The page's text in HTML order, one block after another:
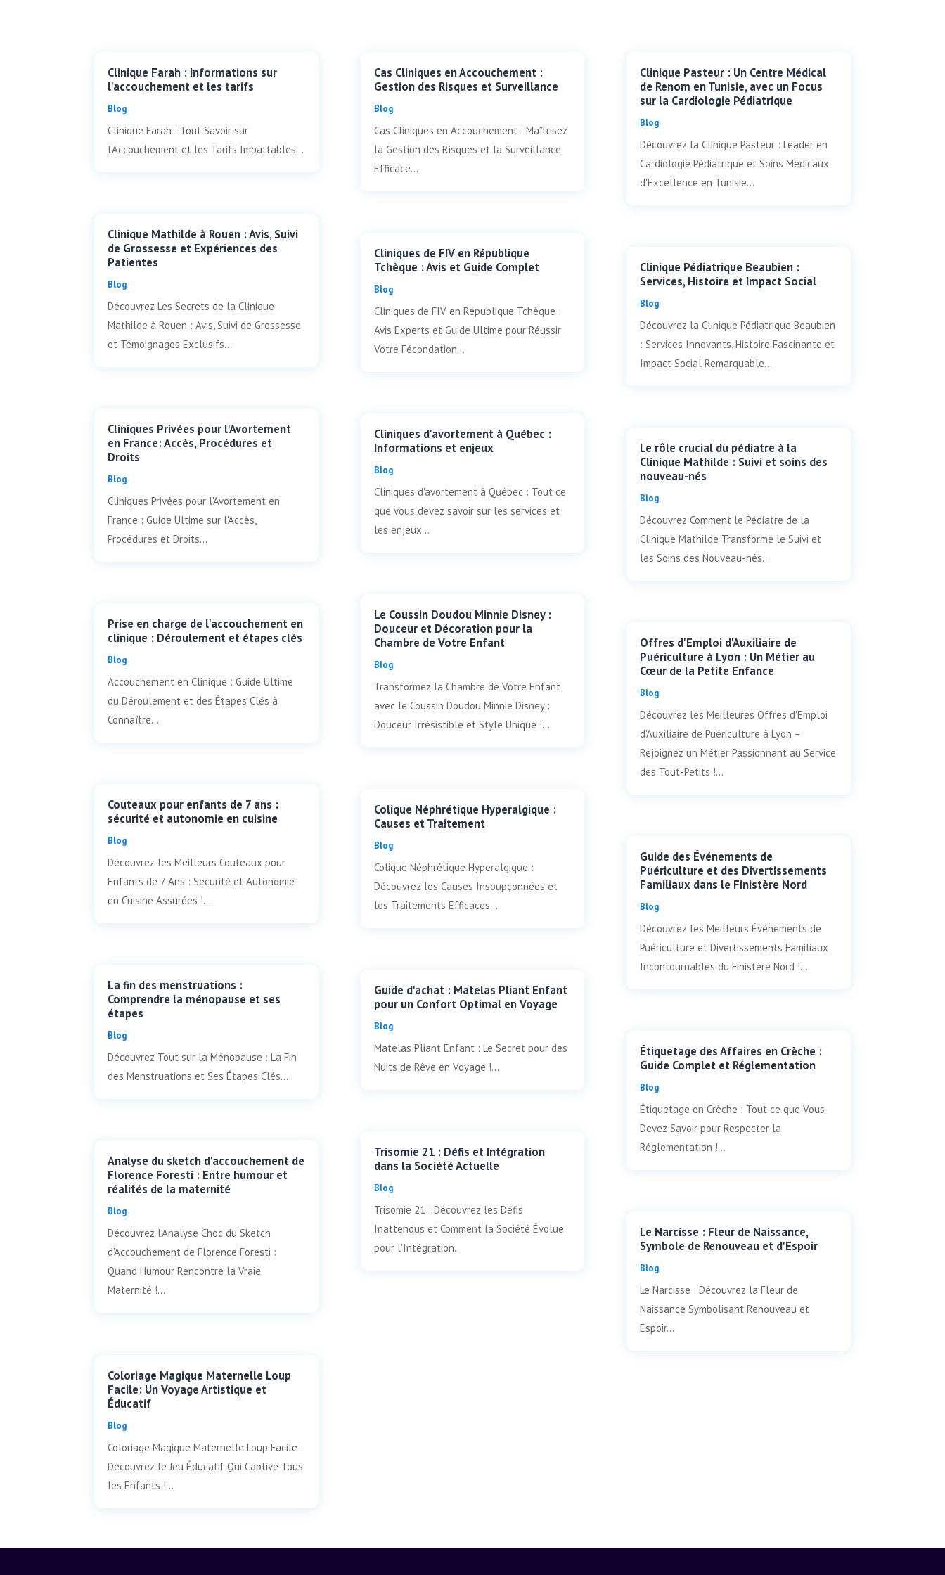
Clinique Farah : Informations sur
l'accouchement et les tarifs
Blog
Clinique Farah : Tout Savoir sur
l'Accouchement et les Tarifs Imbattables...
Clinique Mathilde à Rouen : Avis, Suivi
de Grossesse et Expériences des
Patientes
Blog
Découvrez Les Secrets de la Clinique
Mathilde à Rouen : Avis, Suivi de Grossesse
et Témoignages Exclusifs...
Cliniques Privées pour l'Avortement
en France: Accès, Procédures et
Droits
Blog
Cliniques Privées pour l'Avortement en
France : Guide Ultime sur l'Accès,
Procédures et Droits...
Prise en charge de l'accouchement en
clinique : Déroulement et étapes clés
Blog
Accouchement en Clinique : Guide Ultime
du Déroulement et des Étapes Clés à
Connaître...
Couteaux pour enfants de 7 ans :
sécurité et autonomie en cuisine
Blog
Découvrez les Meilleurs Couteaux pour
Enfants de 7 Ans : Sécurité et Autonomie
en Cuisine Assurées !...
La fin des menstruations :
Comprendre la ménopause et ses
étapes
Blog
Découvrez Tout sur la Ménopause : La Fin
des Menstruations et Ses Étapes Clés...
Analyse du sketch d'accouchement de
Florence Foresti : Entre humour et
réalités de la maternité
Blog
Découvrez l'Analyse Choc du Sketch
d'Accouchement de Florence Foresti :
Quand Humour Rencontre la Vraie
Maternité !...
Coloriage Magique Maternelle Loup
Facile: Un Voyage Artistique et
Éducatif
Blog
Coloriage Magique Maternelle Loup Facile :
Découvrez le Jeu Éducatif Qui Captive Tous
les Enfants !...
Cas Cliniques en Accouchement :
Gestion des Risques et Surveillance
Blog
Cas Cliniques en Accouchement : Maîtrisez
la Gestion des Risques et la Surveillance
Efficace...
Cliniques de FIV en République
Tchèque : Avis et Guide Complet
Blog
Cliniques de FIV en République Tchèque :
Avis Experts et Guide Ultime pour Réussir
Votre Fécondation...
Cliniques d'avortement à Québec :
Informations et enjeux
Blog
Cliniques d'avortement à Québec : Tout ce
que vous devez savoir sur les services et
les enjeux...
Le Coussin Doudou Minnie Disney :
Douceur et Décoration pour la
Chambre de Votre Enfant
Blog
Transformez la Chambre de Votre Enfant
avec le Coussin Doudou Minnie Disney :
Douceur Irrésistible et Style Unique !...
Colique Néphrétique Hyperalgique :
Causes et Traitement
Blog
Colique Néphrétique Hyperalgique :
Découvrez les Causes Insoupçonnées et
les Traitements Efficaces...
Guide d'achat : Matelas Pliant Enfant
pour un Confort Optimal en Voyage
Blog
Matelas Pliant Enfant : Le Secret pour des
Nuits de Rêve en Voyage !...
Trisomie 21 : Défis et Intégration
dans la Société Actuelle
Blog
Trisomie 21 : Découvrez les Défis
Inattendus et Comment la Société Évolue
pour l'Intégration...
Clinique Pasteur : Un Centre Médical
de Renom en Tunisie, avec un Focus
sur la Cardiologie Pédiatrique
Blog
Découvrez la Clinique Pasteur : Leader en
Cardiologie Pédiatrique et Soins Médicaux
d'Excellence en Tunisie...
Clinique Pédiatrique Beaubien :
Services, Histoire et Impact Social
Blog
Découvrez la Clinique Pédiatrique Beaubien
: Services Innovants, Histoire Fascinante et
Impact Social Remarquable...
Le rôle crucial du pédiatre à la
Clinique Mathilde : Suivi et soins des
nouveau-nés
Blog
Découvrez Comment le Pédiatre de la
Clinique Mathilde Transforme le Suivi et
les Soins des Nouveau-nés...
Offres d'Emploi d'Auxiliaire de
Puériculture à Lyon : Un Métier au
Cœur de la Petite Enfance
Blog
Découvrez les Meilleures Offres d'Emploi
d'Auxiliaire de Puériculture à Lyon –
Rejoignez un Métier Passionnant au Service
des Tout-Petits !...
Guide des Événements de
Puériculture et des Divertissements
Familiaux dans le Finistère Nord
Blog
Découvrez les Meilleurs Événements de
Puériculture et Divertissements Familiaux
Incontournables du Finistère Nord !...
Étiquetage des Affaires en Crèche :
Guide Complet et Réglementation
Blog
Étiquetage en Crèche : Tout ce que Vous
Devez Savoir pour Respecter la
Réglementation !...
Le Narcisse : Fleur de Naissance,
Symbole de Renouveau et d'Espoir
Blog
Le Narcisse : Découvrez la Fleur de
Naissance Symbolisant Renouveau et
Espoir...